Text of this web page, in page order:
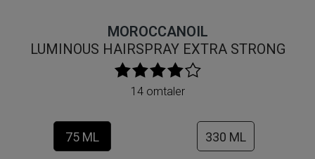
MOROCCANOIL
LUMINOUS HAIRSPRAY EXTRA STRONG
14 omtaler
75 ML 330 ML